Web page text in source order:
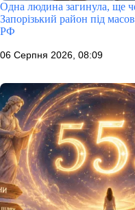
Одна людина загинула, ще
Запорізький район під
РФ
06 Серпня 2026, 08:09